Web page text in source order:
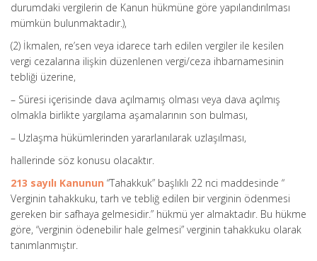
durumdaki vergilerin de Kanun hükmüne göre yapılandırılması
mümkün bulunmaktadır.),
(2) İkmalen, re’sen veya idarece tarh edilen vergiler ile kesilen
vergi cezalarına ilişkin düzenlenen vergi/ceza ihbarnamesinin
tebliği üzerine,
– Süresi içerisinde dava açılmamış olması veya dava açılmış
olmakla birlikte yargılama aşamalarının son bulması,
– Uzlaşma hükümlerinden yararlanılarak uzlaşılması,
hallerinde söz konusu olacaktır.
213 sayılı Kanunun “Tahakkuk” başlıklı 22 nci maddesinde “
Verginin tahakkuku, tarh ve tebliğ edilen bir verginin ödenmesi
gereken bir safhaya gelmesidir.” hükmü yer almaktadır. Bu hükme
göre, “verginin ödenebilir hale gelmesi” verginin tahakkuku olarak
tanımlanmıştır.